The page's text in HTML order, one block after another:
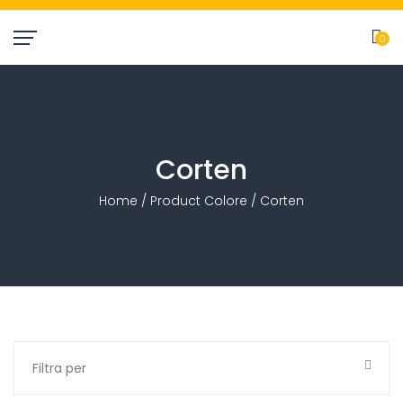
0
Corten
Home / Product Colore / Corten
Filtra per